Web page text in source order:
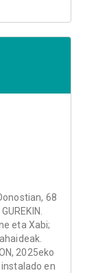
68
eta Xabi;
2025eko
en